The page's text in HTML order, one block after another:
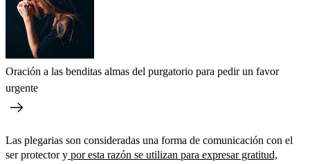
Oración a las benditas almas del purgatorio para pedir un favor
urgente
Las plegarias son consideradas una forma de comunicación con el
ser protector y por esta razón se utilizan para expresar gratitud,